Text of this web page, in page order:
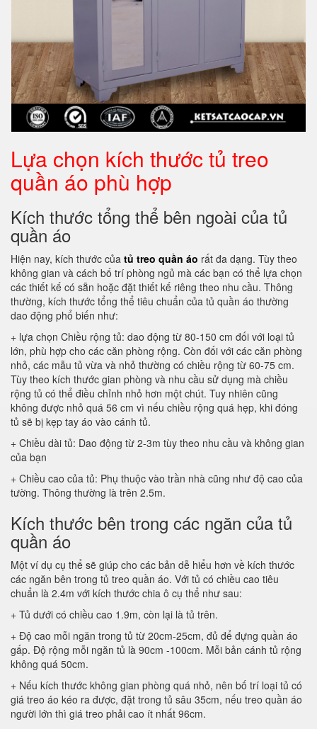
Lựa chọn kích thước tủ treo
quần áo phù hợp
Kích thước tổng thể bên ngoài của tủ
quần áo
Hiện nay, kích thước của tủ treo quần áo rất đa dạng. Tùy theo
không gian và cách bố trí phòng ngủ mà các bạn có thể lựa chọn
các thiết kế có sẵn hoặc đặt thiết kế riêng theo nhu cầu. Thông
thường, kích thước tổng thể tiêu chuẩn của tủ quần áo thường
dao động phổ biến như:
+ lựa chọn Chiều rộng tủ: dao động từ 80-150 cm đối với loại tủ
lớn, phù hợp cho các căn phòng rộng. Còn đối với các căn phòng
nhỏ, các mẫu tủ vừa và nhỏ thường có chiều rộng từ 60-75 cm.
Tùy theo kích thước gian phòng và nhu cầu sử dụng mà chiều
rộng tủ có thể điều chỉnh nhỏ hơn một chút. Tuy nhiên cũng
không được nhỏ quá 56 cm vì nếu chiều rộng quá hẹp, khi đóng
tủ sẽ bị kẹp tay áo vào cánh tủ.
+ Chiều dài tủ: Dao động từ 2-3m tùy theo nhu cầu và không gian
của bạn
+ Chiều cao của tủ: Phụ thuộc vào trần nhà cũng như độ cao của
tường. Thông thường là trên 2.5m.
Kích thước bên trong các ngăn của tủ
quần áo
Một ví dụ cụ thể sẽ giúp cho các bản dễ hiểu hơn về kích thước
các ngăn bên trong tủ treo quần áo. Với tủ có chiều cao tiêu
chuẩn là 2.4m với kích thước chia ô cụ thể như sau:
+ Tủ dưới có chiều cao 1.9m, còn lại là tủ trên.
+ Độ cao mỗi ngăn trong tủ từ 20cm-25cm, đủ để đựng quần áo
gấp. Độ rộng mỗi ngăn tủ là 90cm -100cm. Mỗi bản cánh tủ rộng
không quá 50cm.
+ Nếu kích thước không gian phòng quá nhỏ, nên bố trí loại tủ có
giá treo áo kéo ra được, đặt trong tủ sâu 35cm, nếu treo quần áo
người lớn thì giá treo phải cao ít nhất 96cm.